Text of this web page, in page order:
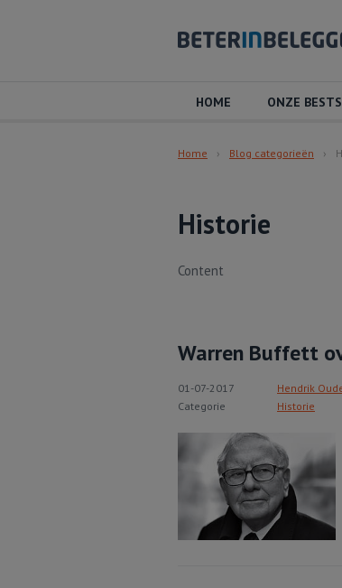
HOME ONZE
Home Blog categorieën
Historie
Content
Warren Buffett
01-07-2017
Hendrik
Categorie
Historie